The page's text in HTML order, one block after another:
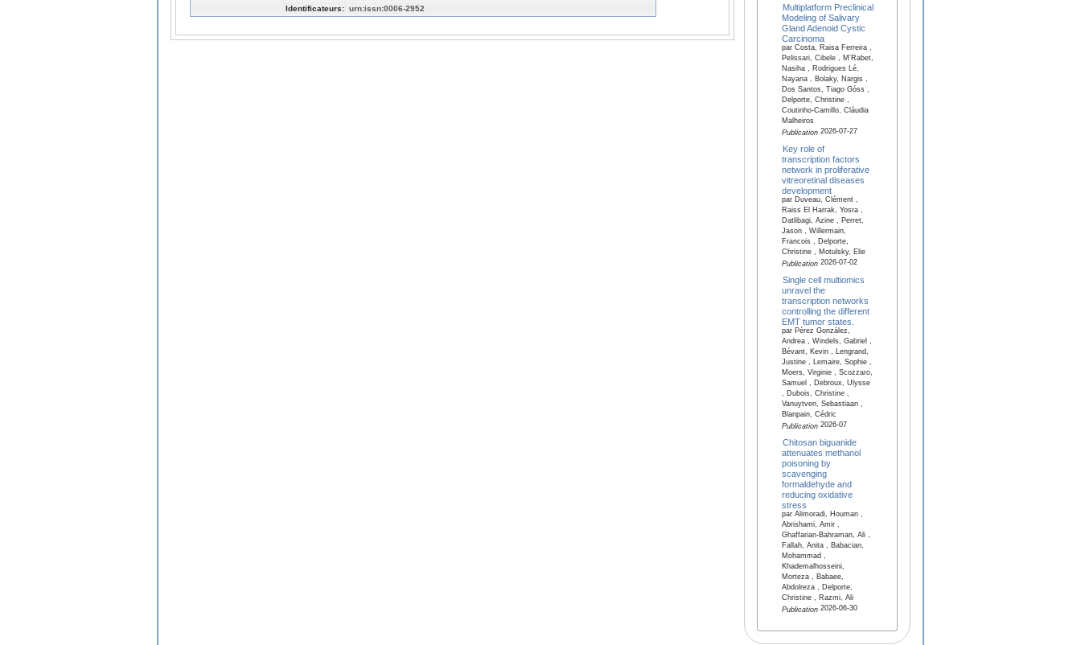
Identificateurs: urn:issn:0006-2952
Multiplatform Preclinical
Modeling of Salivary
Gland Adenoid Cystic
Carcinoma
par Costa, Raisa Ferreira ,
Pelissari, Cibele , M'Rabet,
Nasiha , Rodrigues Lé,
Nayana , Bolaky, Nargis ,
Dos Santos, Tiago Góss ,
Delporte, Christine ,
Coutinho-Camillo, Cláudia
Malheiros
Publication2026-07-27
Key role of
transcription factors
network in proliferative
vitreoretinal diseases
development
par Duveau, Clément ,
Raiss El Harrak, Yosra ,
Datlibagi, Azine , Perret,
Jason , Willermain,
Francois , Delporte,
Christine , Motulsky, Elie
Publication2026-07-02
Single cell multiomics
unravel the
transcription networks
controlling the different
EMT tumor states.
par Pérez González,
Andrea , Windels, Gabriel ,
Bévant, Kevin , Lengrand,
Justine , Lemaire, Sophie ,
Moers, Virginie , Scozzaro,
Samuel , Debroux, Ulysse
, Dubois, Christine ,
Vanuytven, Sebastiaan ,
Blanpain, Cédric
Publication2026-07
Chitosan biguanide
attenuates methanol
poisoning by
scavenging
formaldehyde and
reducing oxidative
stress
par Alimoradi, Houman ,
Abrishami, Amir ,
Ghaffarian-Bahraman, Ali ,
Fallah, Anita , Babacian,
Mohammad ,
Khademalhosseini,
Morteza , Babaee,
Abdolreza , Delporte,
Christine , Razmi, Ali
Publication2026-06-30